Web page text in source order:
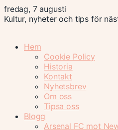
fredag, 7 augusti
Kultur, nyheter och tips för
Hem
Cookie Policy
Historia
Kontakt
Nyhetsbrev
Om oss
Tipsa oss
Blogg
Arsenal FC mot